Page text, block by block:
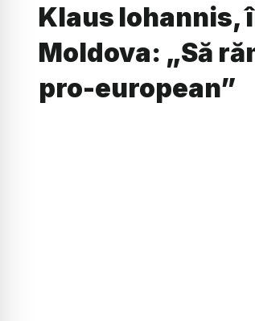
Klaus Iohannis,
Moldova: „Să
pro-european”